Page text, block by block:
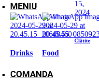
MENIU
Drinks Food
COMANDA
15,
2024
Clătite